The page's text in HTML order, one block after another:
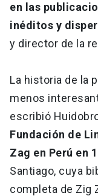
en las
inéditos y
y director de la
La historia de la
menos
escribió
Fundación de
Zag en Perú en
Santiago, cuya
completa de Zig